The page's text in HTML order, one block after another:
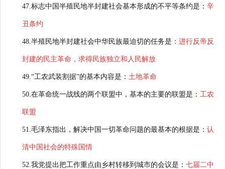
47.标志中国半殖民地半封建社会基本形成的不平等条约是： 辛
丑条约
48.半殖民地半封建社会中华民族最迫切的任务是： 进行反帝反
封建的民主革命，求得民族独立和人民解放
49.“工农武装割据”的基本内容是： 土地革命
50.在革命统一战线的两个联盟中，基本的主要的联盟是： 工农
联盟
51.毛泽东指出，解决中国一切革命问题的最基本的根据是： 认
清中国社会的特殊国情
52.我党提出把工作重点由乡村转移到城市的会议是： 七届二中